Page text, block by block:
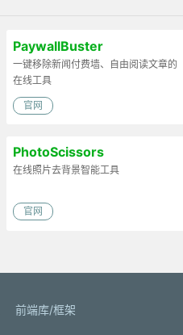
PaywallBuster
一键移除新闻付费墙、自由阅读文章的
在线工具
官网
PhotoScissors
在线照片去背景智能工具
官网
前端库/框架